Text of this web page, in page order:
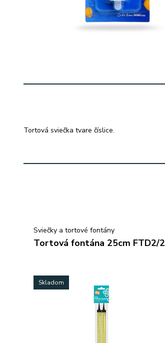
Tortová sviečka tvare číslice.
Sviečky a tortové fontány
Tortová fontána 25cm FTD2/2
Skladom